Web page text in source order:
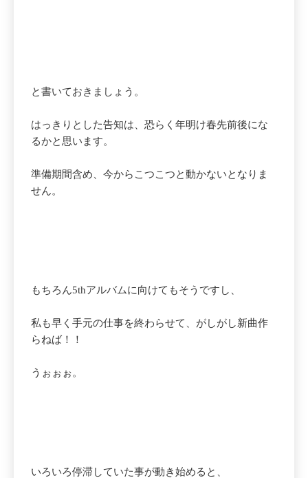
と書いておきましょう。
はっきりとした告知は、恐らく年明け春先前後にな
るかと思います。
準備期間含め、今からこつこつと動かないとなりま
せん。
もちろん5thアルバムに向けてもそうですし、
私も早く手元の仕事を終わらせて、がしがし新曲作
らねば！！
うぉぉぉ。
いろいろ停滞していた事が動き始めると、